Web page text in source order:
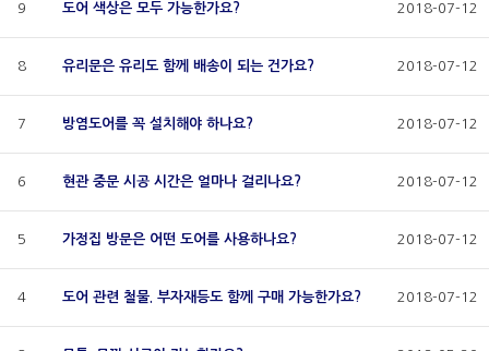
9 도어 색상은 모두 가능한가요? 2018-07-12
8 유리문은 유리도 함께 배송이 되는 건가요? 2018-07-12
7 방염도어를 꼭 설치해야 하나요? 2018-07-12
6 현관 중문 시공 시간은 얼마나 걸리나요? 2018-07-12
5 가정집 방문은 어떤 도어를 사용하나요? 2018-07-12
4 도어 관련 철물. 부자재등도 함께 구매 가능한가요? 2018-07-12